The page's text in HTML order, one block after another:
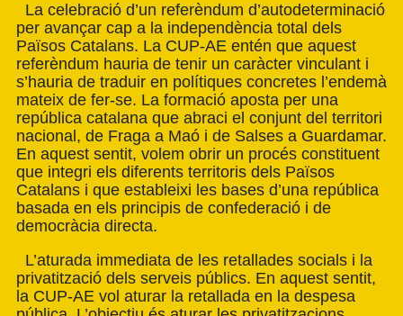
La celebració d’un referèndum d’autodeterminació
per avançar cap a la independència total dels
Països Catalans. La CUP-AE entén que aquest
referèndum hauria de tenir un caràcter vinculant i
s’hauria de traduir en polítiques concretes l’endemà
mateix de fer-se. La formació aposta per una
república catalana que abraci el conjunt del territori
nacional, de Fraga a Maó i de Salses a Guardamar.
En aquest sentit, volem obrir un procés constituent
que integri els diferents territoris dels Països
Catalans i que estableixi les bases d’una república
basada en els principis de confederació i de
democràcia directa.
L’aturada immediata de les retallades socials i la
privatització dels serveis públics. En aquest sentit,
la CUP-AE vol aturar la retallada en la despesa